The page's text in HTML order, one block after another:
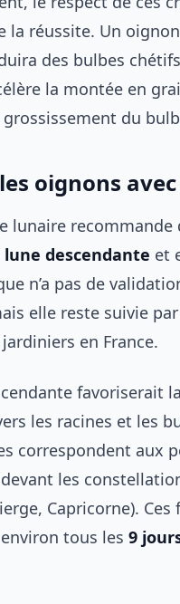
la réussite. Un
des bulbes
la montée en
du
oignons
lunaire recommande
lune descendante et
n’a pas de
elle reste suivie
en France.
favoriserait
les racines et les
correspondent aux
les
Capricorne). Ces
tous les 9